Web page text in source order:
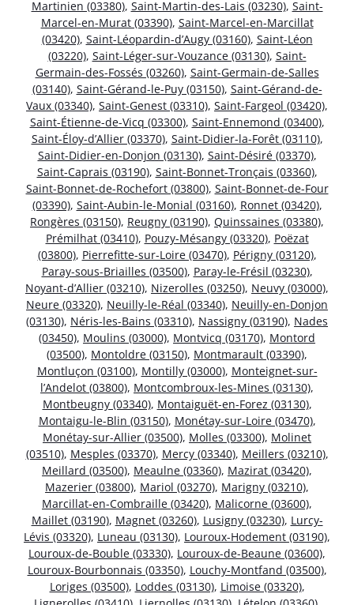
Martinien (03380), Saint-Martin-des-Lais (03230), Saint-
Marcel-en-Murat (03390), Saint-Marcel-en-Marcillat
(03420), Saint-Léopardin-d’Augy (03160), Saint-Léon
(03220), Saint-Léger-sur-Vouzance (03130), Saint-
Germain-des-Fossés (03260), Saint-Germain-de-Salles
(03140), Saint-Gérand-le-Puy (03150), Saint-Gérand-de-
Vaux (03340), Saint-Genest (03310), Saint-Fargeol (03420),
Saint-Étienne-de-Vicq (03300), Saint-Ennemond (03400),
Saint-Éloy-d’Allier (03370), Saint-Didier-la-Forêt (03110),
Saint-Didier-en-Donjon (03130), Saint-Désiré (03370),
Saint-Caprais (03190), Saint-Bonnet-Tronçais (03360),
Saint-Bonnet-de-Rochefort (03800), Saint-Bonnet-de-Four
(03390), Saint-Aubin-le-Monial (03160), Ronnet (03420),
Rongères (03150), Reugny (03190), Quinssaines (03380),
Prémilhat (03410), Pouzy-Mésangy (03320), Poëzat
(03800), Pierrefitte-sur-Loire (03470), Périgny (03120),
Paray-sous-Briailles (03500), Paray-le-Frésil (03230),
Noyant-d’Allier (03210), Nizerolles (03250), Neuvy (03000),
Neure (03320), Neuilly-le-Réal (03340), Neuilly-en-Donjon
(03130), Néris-les-Bains (03310), Nassigny (03190), Nades
(03450), Moulins (03000), Montvicq (03170), Montord
(03500), Montoldre (03150), Montmarault (03390),
Montluçon (03100), Montilly (03000), Monteignet-sur-
l’Andelot (03800), Montcombroux-les-Mines (03130),
Montbeugny (03340), Montaiguët-en-Forez (03130),
Montaigu-le-Blin (03150), Monétay-sur-Loire (03470),
Monétay-sur-Allier (03500), Molles (03300), Molinet
(03510), Mesples (03370), Mercy (03340), Meillers (03210),
Meillard (03500), Meaulne (03360), Mazirat (03420),
Mazerier (03800), Mariol (03270), Marigny (03210),
Marcillat-en-Combraille (03420), Malicorne (03600),
Maillet (03190), Magnet (03260), Lusigny (03230), Lurcy-
Lévis (03320), Luneau (03130), Louroux-Hodement (03190),
Louroux-de-Bouble (03330), Louroux-de-Beaune (03600),
Louroux-Bourbonnais (03350), Louchy-Montfand (03500),
Loriges (03500), Loddes (03130), Limoise (03320),